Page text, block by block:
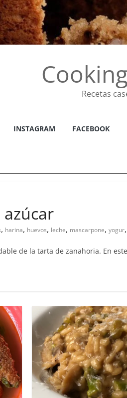
Recetas
INSTAGRAM FACEBOOK
, harina, huevos, leche, mascarpone, yogur,
de la tarta de zanahoria. En